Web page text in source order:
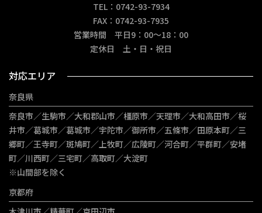
TEL：0742-93-7934
FAX：0742-93-7935
営業時間 平日9：00～18：00
定休日 土・日・祝日
対応エリア
奈良県
奈良市／生駒市／大和郡山市／橿原市／天理市／大和高田市／桜
井市／葛城市／葛城市／宇陀市／御所市／五條市／田原本町／三
郷町／王寺町／斑鳩町／上牧町／広陵町／河合町／平群町／安堵
町／川西町／三宅町／高取町／大淀町
※山間部を除く
京都府